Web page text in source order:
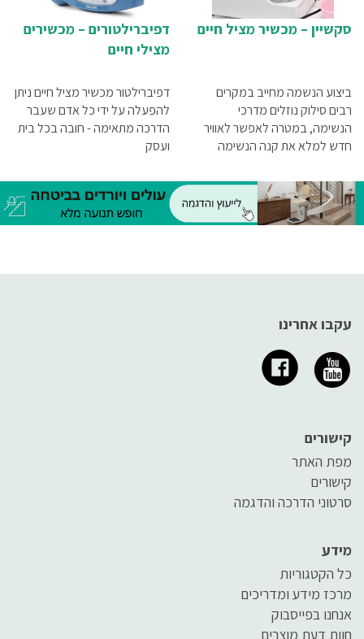
דפיברילטורים – מכשירים
מצילי חיים
דפיברילטור מכשיר מציל חיים ניתן
להפעלה על ידי כל אדם שעבר
הדרכה מתאימה - חובה בכל בית
ועסק‏
סקשיין – מכשיר מציל חיים
ביצוע הנשמה מחייב במקרים
רבים סילוק נוזלים מדרכי
הנשימה, במטרה לאפשר לאוויר
חדש למלא את קנה הנשימה
מאפשר לבצע פעולה זו בצורה
האפקטיבית ביותר. כל הפרטים
אודות המכשיר מציל החיים
עקבו אחרינו
קישורים
מפת האתר
קישורים
סרטוני הדרכה והדגמה
מידע
כל הקטגוריות
מרכז מידע ומדריכים
אנחנו בפייסבוק
חוות דעת מוצרים